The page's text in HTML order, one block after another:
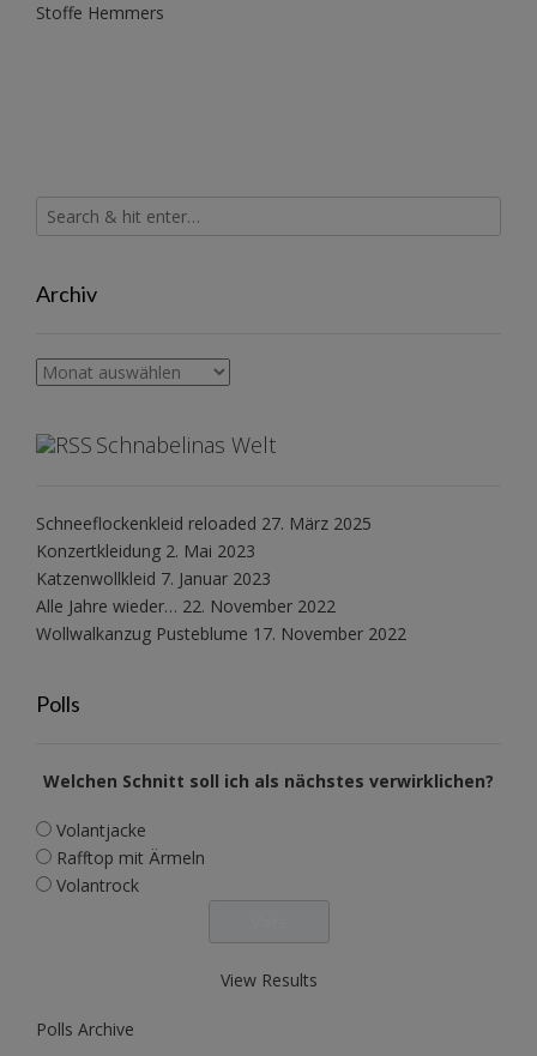
Stoffe Hemmers
Archiv
Archiv
Schnabelinas Welt
Schneeflockenkleid reloaded 27. März 2025
Konzertkleidung 2. Mai 2023
Katzenwollkleid 7. Januar 2023
Alle Jahre wieder… 22. November 2022
Wollwalkanzug Pusteblume 17. November 2022
Polls
Welchen Schnitt soll ich als nächstes verwirklichen?
Volantjacke
Rafftop mit Ärmeln
Volantrock
View Results
Polls Archive